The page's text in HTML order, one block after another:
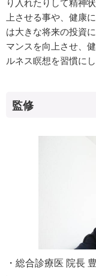
り入れたりして精神
上させる事や、健康
は大きな将来の投資
マンスを向上させ、
ルネス瞑想を習慣に
監修
・総合診療医 院長